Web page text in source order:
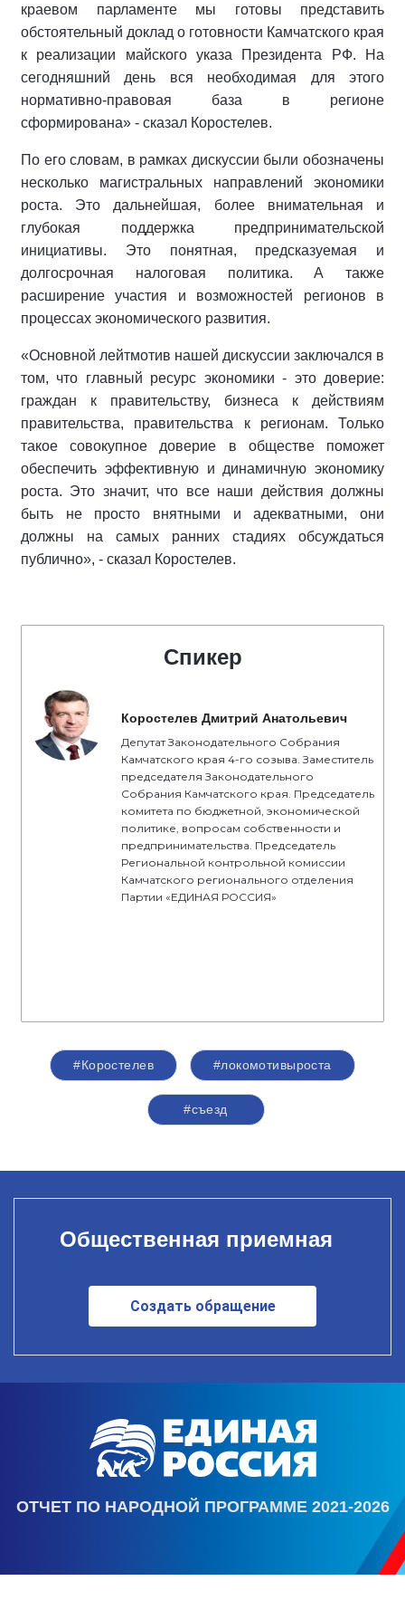
краевом парламенте мы готовы представить
обстоятельный доклад о готовности Камчатского края
к реализации майского указа Президента РФ. На
сегодняшний день вся необходимая для этого
нормативно-правовая база в регионе
сформирована» - сказал Коростелев.
По его словам, в рамках дискуссии были обозначены
несколько магистральных направлений экономики
роста. Это дальнейшая, более внимательная и
глубокая поддержка предпринимательской
инициативы. Это понятная, предсказуемая и
долгосрочная налоговая политика. А также
расширение участия и возможностей регионов в
процессах экономического развития.
«Основной лейтмотив нашей дискуссии заключался в
том, что главный ресурс экономики - это доверие:
граждан к правительству, бизнеса к действиям
правительства, правительства к регионам. Только
такое совокупное доверие в обществе поможет
обеспечить эффективную и динамичную экономику
роста. Это значит, что все наши действия должны
быть не просто внятными и адекватными, они
должны на самых ранних стадиях обсуждаться
публично», - сказал Коростелев.
Спикер
Коростелев Дмитрий Анатольевич
Депутат Законодательного Собрания
Камчатского края 4-го созыва. Заместитель
председателя Законодательного
Собрания Камчатского края. Председатель
комитета по бюджетной, экономической
политике, вопросам собственности и
предпринимательства. Председатель
Региональной контрольной комиссии
Камчатского регионального отделения
Партии «ЕДИНАЯ РОССИЯ»
#Коростелев #локомотивыроста
#съезд
Общественная приемная
Создать обращение
ОТЧЕТ ПО НАРОДНОЙ ПРОГРАММЕ 2021-2026